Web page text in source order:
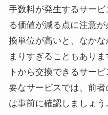
手数料が発生するサー
る価値が減る点に注意
換単位が高いと、なか
まりすぎることもあり
トから交換できるサー
要なサービスでは、前
は事前に確認しましょう